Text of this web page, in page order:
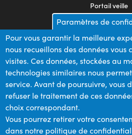
2
Portail veille
Mentions
Appels
Plan du site
Nos financeurs
Membre du
Paramètres de
Pour vous garantir la meilleure
nous recueillons des données vous
visites. Ces données, stockées au
technologies similaires nous
service. Avant de poursuivre, vous
refuser le traitement de ces
choix correspondant.
Vous pourrez retirer votre
dans notre politique de